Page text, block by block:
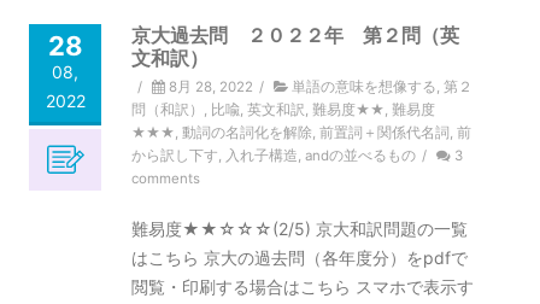
28
08,
2022
京大過去問 ２０２２年 第２問（英
文和訳）
/ 8月 28, 2022 / 単語の意味を想像する, 第２
問（和訳） , 比喩, 英文和訳, 難易度★★, 難易度
★★★, 動詞の名詞化を解除, 前置詞＋関係代名詞 , 前
から訳し下す, 入れ子構造, andの並べるもの /
3
comments
難易度★★☆☆☆(2/5) 京大和訳問題の一覧
はこちら 京大の過去問（各年度分）をpdfで
閲覧・印刷する場合はこちら スマホで表示す